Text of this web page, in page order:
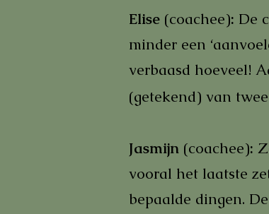
Elise (coachee): De
minder een
verbaasd hoeveel!
(getekend) van
Jasmijn (coachee):
vooral het laatste
bepaalde dingen.